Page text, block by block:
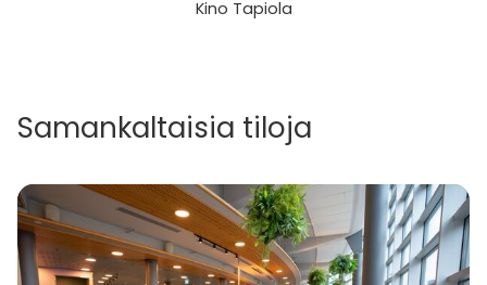
Kino Tapiola
Samankaltaisia tiloja